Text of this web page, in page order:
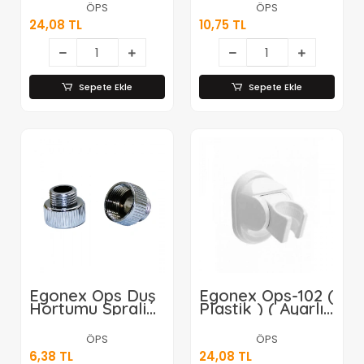
Mafsal*25x20
ÖPS
24,08 TL
Sepete Ekle
( 10x10cm
)*25x20
ÖPS
10,75 TL
Sepete Ekle
Egonex Öps Duş
Hortumu Sprali
Musluk Bağlantı
Adaptörü*25x1
ÖPS
6,38 TL
Egonex Öps-102 (
Plastik ) ( Ayarlı )
Beyaz Duş Askısı
Hafg*25x20
ÖPS
24,08 TL